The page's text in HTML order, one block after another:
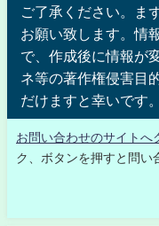
ご了承ください。ま
お願い致します。情
で、作成後に情報が
ネ等の著作権侵害目
だけますと幸いです。
お問い合わせのサイトへ
ク、ボタンを押すと問い